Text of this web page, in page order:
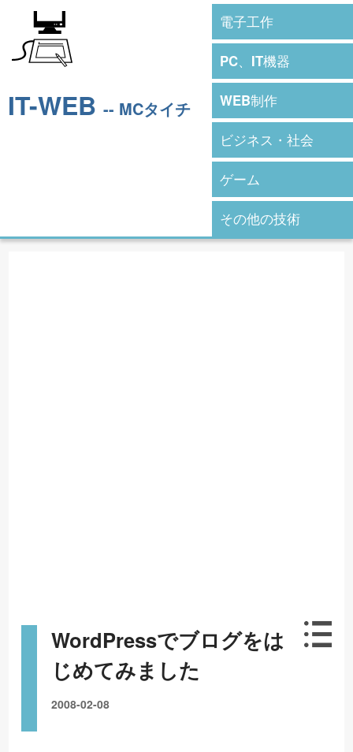
IT-WEB -- MCタイチ
電子工作
PC、IT機器
WEB制作
ビジネス・社会
ゲーム
その他の技術
WordPressでブログをは
じめてみました
2008-02-08